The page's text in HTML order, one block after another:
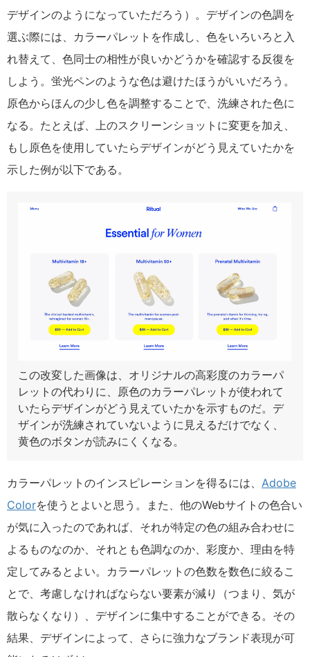
デザインのようになっていただろう）。デザインの色調を
選ぶ際には、カラーパレットを作成し、色をいろいろと入
れ替えて、色同士の相性が良いかどうかを確認する反復を
しよう。蛍光ペンのような色は避けたほうがいいだろう。
原色からほんの少し色を調整することで、洗練された色に
なる。たとえば、上のスクリーンショットに変更を加え、
もし原色を使用していたらデザインがどう見えていたかを
示した例が以下である。
この改変した画像は、オリジナルの高彩度のカラーパ
レットの代わりに、原色のカラーパレットが使われて
いたらデザインがどう見えていたかを示すものだ。デ
ザインが洗練されていないように見えるだけでなく、
黄色のボタンが読みにくくなる。
カラーパレットのインスピレーションを得るには、 Adobe
Colorを使うとよいと思う。また、他のWebサイトの色合い
が気に入ったのであれば、それが特定の色の組み合わせに
よるものなのか、それとも色調なのか、彩度か、理由を特
定してみるとよい。カラーパレットの色数を数色に絞るこ
とで、考慮しなければならない要素が減り（つまり、気が
散らなくなり）、デザインに集中することができる。その
結果、デザインによって、さらに強力なブランド表現が可